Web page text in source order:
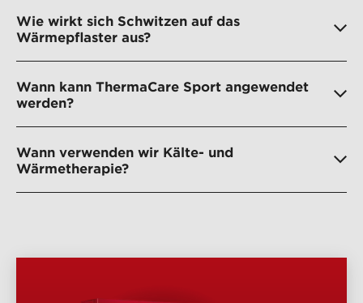
Wie wirkt sich Schwitzen auf das
Wärmepflaster aus?
Wann kann ThermaCare Sport angewendet
werden?
Wann verwenden wir Kälte- und
Wärmetherapie?